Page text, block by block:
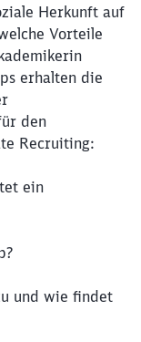
Herkunft auf
Vorteile
erhalten die
den
Recruiting:
ein
und wie findet